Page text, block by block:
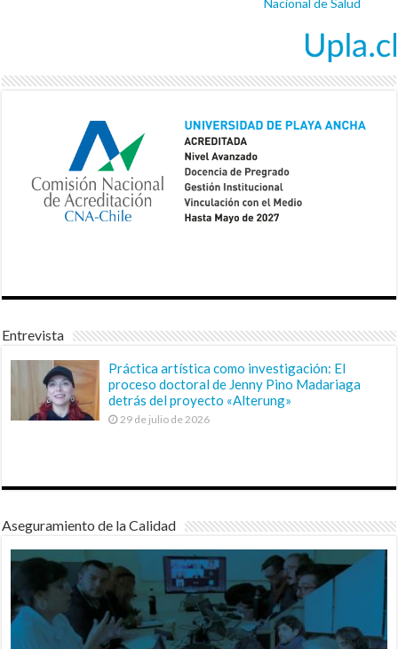
Nacional de Salud
Entrevista
Práctica artística como investigación: El
proceso doctoral de Jenny Pino Madariaga
detrás del proyecto «Alterung»
29 de julio de 2026
Aseguramiento de la Calidad